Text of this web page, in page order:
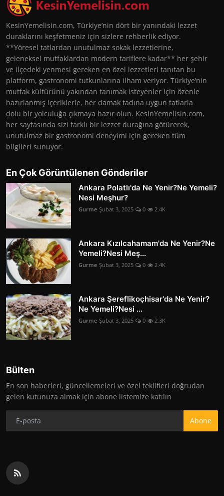
KesinYemelisin.com, Türkiye’nin dört bir yanındaki lezzet
duraklarını keşfetmeniz için sizlere rehberlik ediyor.
**Yöresel tatlardan unutulmaz sokak lezzetlerine,
geleneksel mutfaklardan modern tariflere kadar** her şehir
ve ilçedeki yenmesi gereken en özel lezzetleri tanıtan bu
platform, gastronomi tutkunlarına ilham veriyor. Türkiye’nin
mutfak kültürünü yakından tanımak isteyenler için özenle
hazırlanmış içeriklerle, her damak tadına uygun tatlarla
dolu bir yolculuğa çıkmaya hazır olun. KesinYemelisin.com,
her sayfasında sizi farklı bir lezzet durağına götürerek,
unutulmaz bir gastronomi deneyimi için gereken tüm
bilgileri sunuyor.
En Çok Görüntülenen Gönderiler
Ankara Polatlı'da Ne Yenir?Ne Yemeli?
Nesi Meşhur?
Gurme Şubat 3, 2025 0 2.4K
Ankara Kızılcahamam'da Ne Yenir?Ne
Yemeli?Nesi Meş...
Gurme Şubat 3, 2025 0 2.4K
Ankara Şereflikoçhisar'da Ne Yenir?
Ne Yemeli?Nesi ...
Gurme Şubat 3, 2025 0 2.3K
Bülten
En son haberleri, güncellemeleri ve özel teklifleri doğrudan
gelen kutunuza almak için abone listemize katılın
Abone